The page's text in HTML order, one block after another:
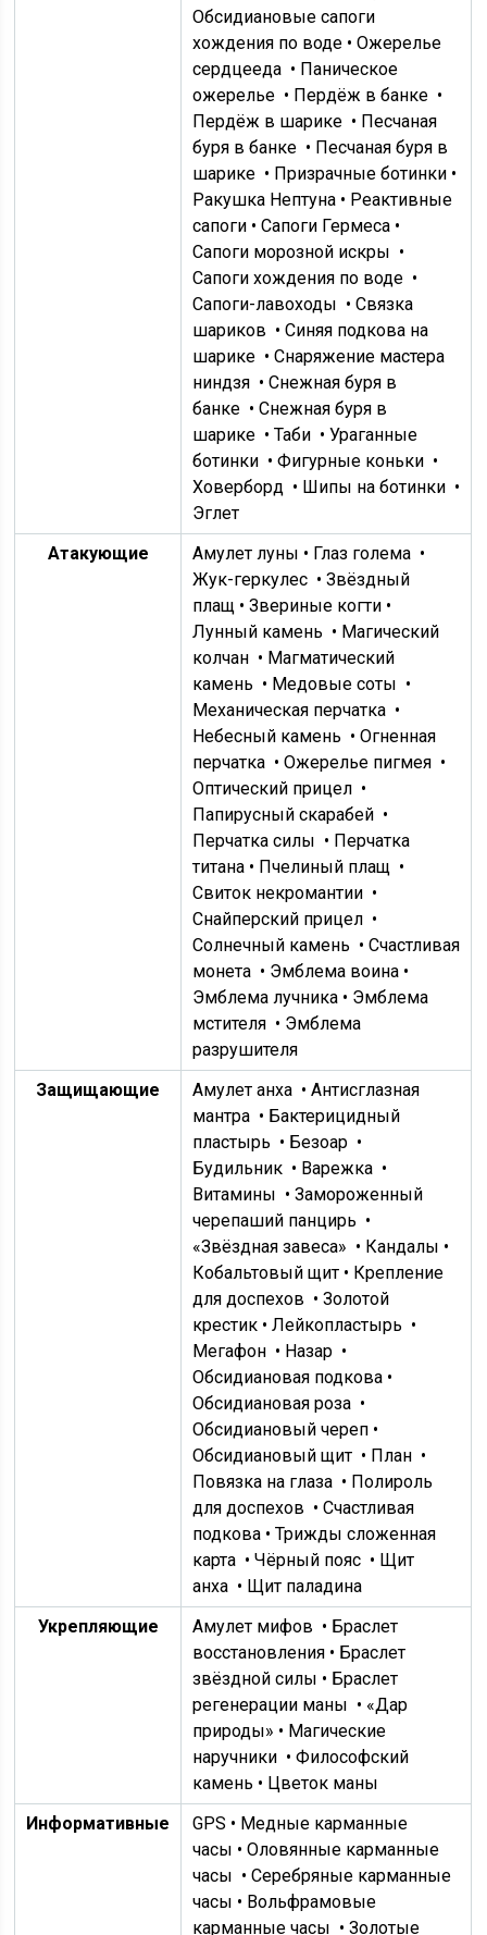
Обсидиановые сапоги
хождения по воде •Ожерелье
сердцееда • Паническое
ожерелье • Пердёж в банке •
Пердёж в шарике • Песчаная
буря в банке • Песчаная буря в
шарике • Призрачные ботинки •
Ракушка Нептуна • Реактивные
сапоги • Сапоги Гермеса •
Сапоги морозной искры •
Сапоги хождения по воде •
Сапоги-лавоходы •Связка
шариков •Синяя подкова на
шарике •Снаряжение мастера
ниндзя •Снежная буря в
банке •Снежная буря в
шарике •Таби •Ураганные
ботинки •Фигурные коньки •
Ховерборд • Шипы на ботинки •
Эглет
Атакующие
Амулет луны • Глаз голема •
Жук-геркулес • Звёздный
плащ • Звериные когти •
Лунный камень • Магический
колчан • Магматический
камень • Медовые соты •
Механическая перчатка •
Небесный камень •Огненная
перчатка •Ожерелье пигмея •
Оптический прицел •
Папирусный скарабей •
Перчатка силы • Перчатка
титана • Пчелиный плащ •
Свиток некромантии •
Снайперский прицел •
Солнечный камень •Счастливая
монета • Эмблема воина •
Эмблема лучника • Эмблема
мстителя • Эмблема
разрушителя
Защищающие
Амулет анха •Антисглазная
мантра • Бактерицидный
пластырь • Безоар •
Будильник • Варежка •
Витамины •Замороженный
черепаший панцирь •
«Звёздная завеса» • Кандалы •
Кобальтовый щит • Крепление
для доспехов • Золотой
крестик •Лейкопластырь •
Мегафон • Назар •
Обсидиановая подкова •
Обсидиановая роза •
Обсидиановый череп •
Обсидиановый щит • План •
Повязка на глаза • Полироль
для доспехов • Счастливая
подкова •Трижды сложенная
карта •Чёрный пояс • Щит
анха • Щит паладина
Укрепляющие
Амулет мифов • Браслет
восстановления • Браслет
звёздной силы • Браслет
регенерации маны • «Дар
природы» • Магические
наручники • Философский
камень • Цветок маны
Информативные
GPS • Медные карманные
часы •Оловянные карманные
часы • Серебряные карманные
часы • Вольфрамовые
карманные часы • Золотые